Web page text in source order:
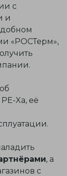
с
и
«РОСТерм»,
Xa, её
, а
с